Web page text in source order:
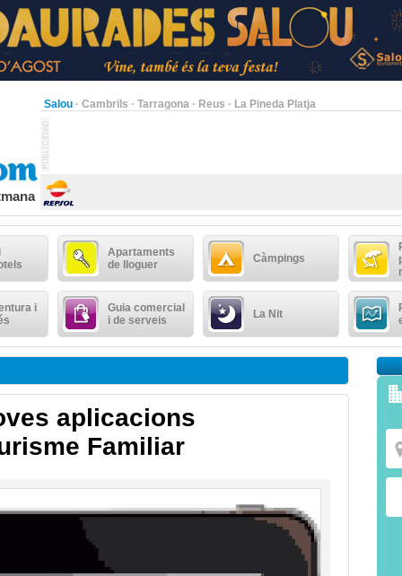
Salou · Cambrils · Tarragona · Reus · La Pineda Platja
Apartaments
de lloguer
Càmpings
i
Guia comercial
i de serveis
La Nit
aplicacions
Familiar